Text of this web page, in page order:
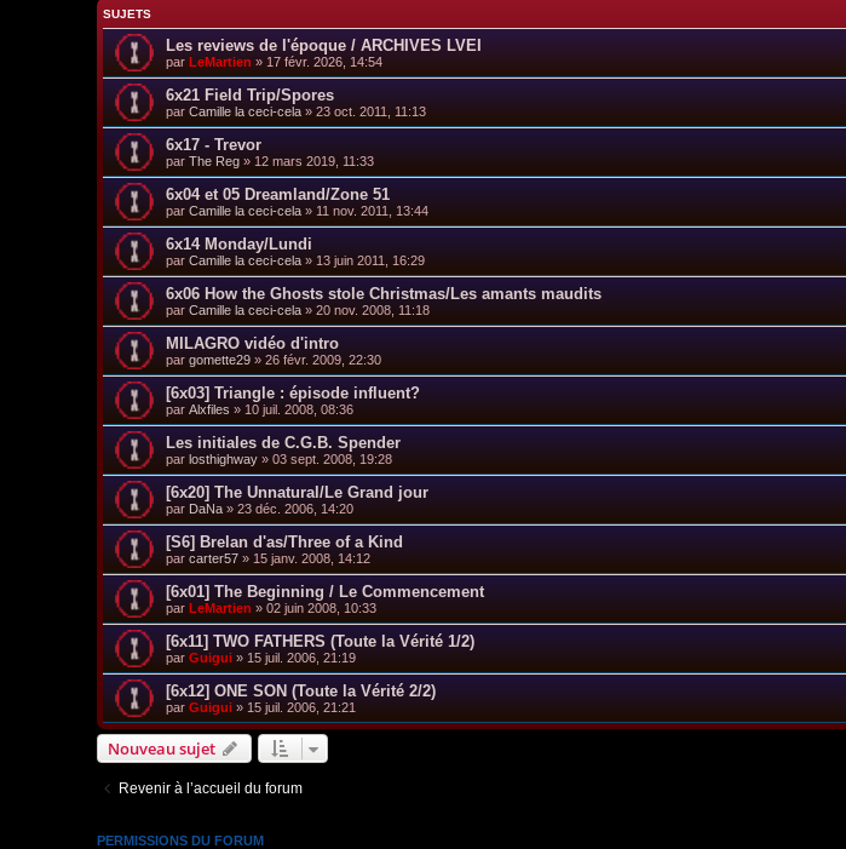
SUJETS
Les reviews de l'époque / ARCHIVES LVEI
par LeMartien » 17 févr. 2026, 14:54
6x21 Field Trip/Spores
par Camille la ceci-cela » 23 oct. 2011, 11:13
6x17 - Trevor
par The Reg » 12 mars 2019, 11:33
6x04 et 05 Dreamland/Zone 51
par Camille la ceci-cela » 11 nov. 2011, 13:44
6x14 Monday/Lundi
par Camille la ceci-cela » 13 juin 2011, 16:29
6x06 How the Ghosts stole Christmas/Les amants maudits
par Camille la ceci-cela » 20 nov. 2008, 11:18
MILAGRO vidéo d'intro
par gomette29 » 26 févr. 2009, 22:30
[6x03] Triangle : épisode influent?
par Alxfiles » 10 juil. 2008, 08:36
Les initiales de C.G.B. Spender
par losthighway » 03 sept. 2008, 19:28
[6x20] The Unnatural/Le Grand jour
par DaNa » 23 déc. 2006, 14:20
[S6] Brelan d'as/Three of a Kind
par carter57 » 15 janv. 2008, 14:12
[6x01] The Beginning / Le Commencement
par LeMartien » 02 juin 2008, 10:33
[6x11] TWO FATHERS (Toute la Vérité 1/2)
par Guigui » 15 juil. 2006, 21:19
[6x12] ONE SON (Toute la Vérité 2/2)
par Guigui » 15 juil. 2006, 21:21
Nouveau sujet
Revenir à l’accueil du forum
PERMISSIONS DU FORUM